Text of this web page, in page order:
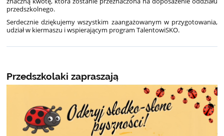
przedszkolnego.
Serdecznie dziękujemy wszystkim zaangażowanym w przygotowania,
udział w kiermaszu i wspierającym program TalentowiSKO.
Przedszkolaki zapraszają